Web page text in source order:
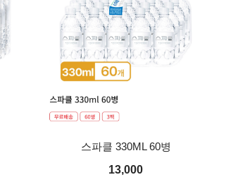
스파클 330ML 60병
13,000